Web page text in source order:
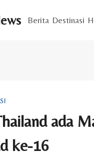
Berita Destinasi
ada
ke-16